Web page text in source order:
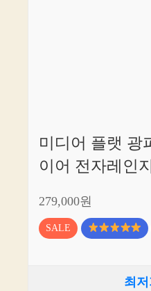
미디어 플랫 광
이어 전자레인
279,000원
SALE
최